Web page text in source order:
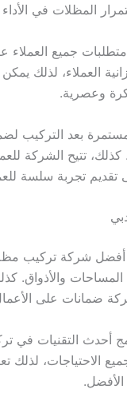
المظلات في الأداء
جميع
العملاء، لذلك
وعصرية.
بعد التركيب
تتيح الشركة
تجربة سلسة
شركة تركيب
والأذواق.
ضمانات على
أحدث التقنيات في
الاحتياجات، لذلك
الأفضل.